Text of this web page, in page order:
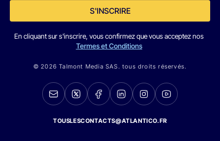
S'INSCRIRE
En cliquant sur s'inscrire, vous confirmez que vous acceptez nos
Termes et Conditions
© 2026 Talmont Media SAS. tous droits réservés.
TOUSLESCONTACTS@ATLANTICO.FR